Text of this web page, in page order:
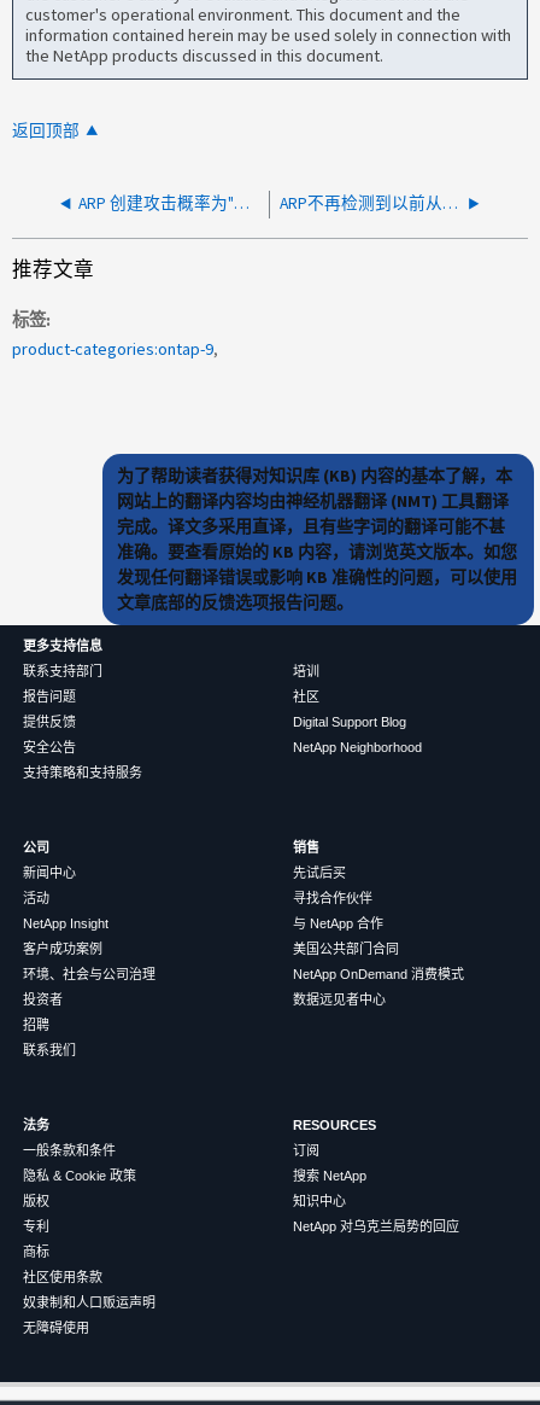
customer's operational environment. This document and the
information contained herein may be used solely in connection with
the NetApp products discussed in this document.
返回顶部
ARP 创建攻击概率为"无"的过量快照 ARP不再检测到以前从未检测到的文件扩展名
推荐文章
标签
product-categories:ontap-9
为了帮助读者获得对知识库 (KB) 内容的基本了解，本
网站上的翻译内容均由神经机器翻译 (NMT) 工具翻译
完成。译文多采用直译，且有些字词的翻译可能不甚
准确。要查看原始的 KB 内容，请浏览英文版本。如您
发现任何翻译错误或影响 KB 准确性的问题，可以使用
文章底部的反馈选项报告问题。
更多支持信息
联系支持部门
报告问题
提供反馈
安全公告
支持策略和支持服务
培训
社区
Digital Support Blog
NetApp Neighborhood
公司
新闻中心
活动
NetApp Insight
客户成功案例
环境、社会与公司治理
投资者
招聘
联系我们
销售
先试后买
寻找合作伙伴
与 NetApp 合作
美国公共部门合同
NetApp OnDemand 消费模式
数据远见者中心
法务
一般条款和条件
隐私 & Cookie 政策
版权
专利
商标
社区使用条款
奴隶制和人口贩运声明
无障碍使用
RESOURCES
订阅
搜索 NetApp
知识中心
NetApp 对乌克兰局势的回应